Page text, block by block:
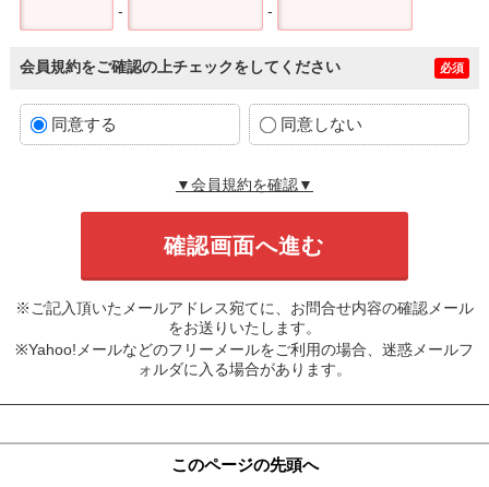
- -
会員規約をご確認の上チェックをしてください 必須
同意する 同意しない
▼会員規約を確認▼
※ご記入頂いたメールアドレス宛てに、お問合せ内容の確認メール
をお送りいたします。
※Yahoo!メールなどのフリーメールをご利用の場合、迷惑メールフ
ォルダに入る場合があります。
このページの先頭へ